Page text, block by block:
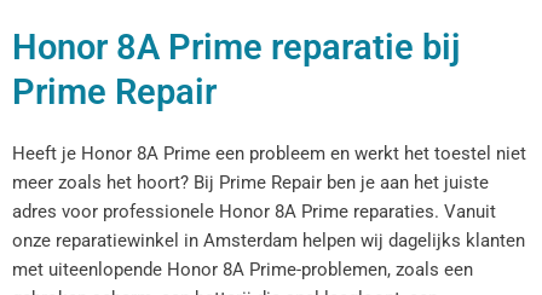
Honor 8A Prime reparatie bij
Prime Repair
Heeft je Honor 8A Prime een probleem en werkt het toestel niet
meer zoals het hoort? Bij Prime Repair ben je aan het juiste
adres voor professionele Honor 8A Prime reparaties. Vanuit
onze reparatiewinkel in Amsterdam helpen wij dagelijks klanten
met uiteenlopende Honor 8A Prime-problemen, zoals een